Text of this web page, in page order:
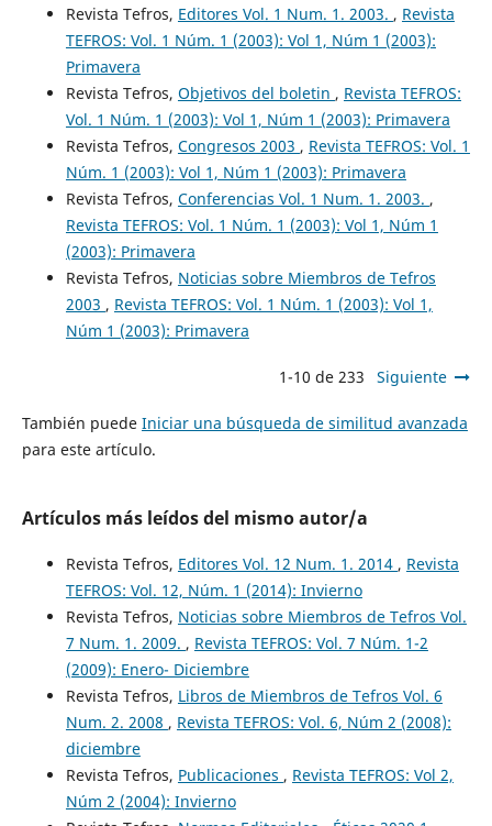
Revista Tefros, Editores Vol. 1 Num. 1. 2003. , Revista
TEFROS: Vol. 1 Núm. 1 (2003): Vol 1, Núm 1 (2003):
Primavera
Revista Tefros, Objetivos del boletin , Revista TEFROS:
Vol. 1 Núm. 1 (2003): Vol 1, Núm 1 (2003): Primavera
Revista Tefros, Congresos 2003 , Revista TEFROS: Vol. 1
Núm. 1 (2003): Vol 1, Núm 1 (2003): Primavera
Revista Tefros, Conferencias Vol. 1 Num. 1. 2003. ,
Revista TEFROS: Vol. 1 Núm. 1 (2003): Vol 1, Núm 1
(2003): Primavera
Revista Tefros, Noticias sobre Miembros de Tefros
2003 , Revista TEFROS: Vol. 1 Núm. 1 (2003): Vol 1,
Núm 1 (2003): Primavera
1-10 de 233 Siguiente
También puede Iniciar una búsqueda de similitud avanzada
para este artículo.
Artículos más leídos del mismo autor/a
Revista Tefros, Editores Vol. 12 Num. 1. 2014 , Revista
TEFROS: Vol. 12, Núm. 1 (2014): Invierno
Revista Tefros, Noticias sobre Miembros de Tefros Vol.
7 Num. 1. 2009. , Revista TEFROS: Vol. 7 Núm. 1-2
(2009): Enero- Diciembre
Revista Tefros, Libros de Miembros de Tefros Vol. 6
Num. 2. 2008 , Revista TEFROS: Vol. 6, Núm 2 (2008):
diciembre
Revista Tefros, Publicaciones , Revista TEFROS: Vol 2,
Núm 2 (2004): Invierno